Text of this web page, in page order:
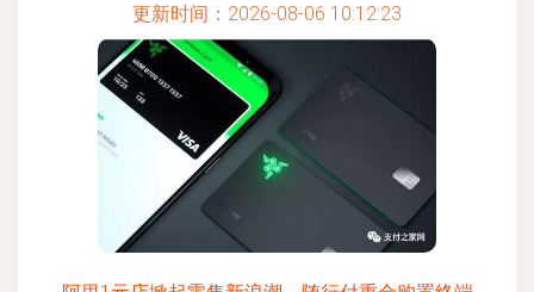
更新时间：2026-08-06 10:12:23